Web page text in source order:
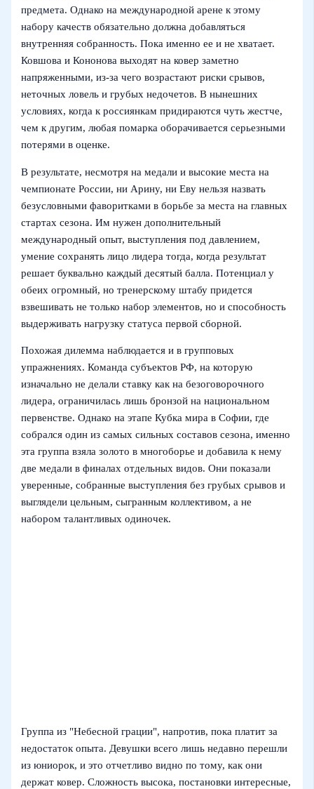
предмета. Однако на международной арене к этому
набору качеств обязательно должна добавляться
внутренняя собранность. Пока именно ее и не хватает.
Ковшова и Кононова выходят на ковер заметно
напряженными, из-за чего возрастают риски срывов,
неточных ловель и грубых недочетов. В нынешних
условиях, когда к россиянкам придираются чуть жестче,
чем к другим, любая помарка оборачивается серьезными
потерями в оценке.
В результате, несмотря на медали и высокие места на
чемпионате России, ни Арину, ни Еву нельзя назвать
безусловными фаворитками в борьбе за места на главных
стартах сезона. Им нужен дополнительный
международный опыт, выступления под давлением,
умение сохранять лицо лидера тогда, когда результат
решает буквально каждый десятый балла. Потенциал у
обеих огромный, но тренерскому штабу придется
взвешивать не только набор элементов, но и способность
выдерживать нагрузку статуса первой сборной.
Похожая дилемма наблюдается и в групповых
упражнениях. Команда субъектов РФ, на которую
изначально не делали ставку как на безоговорочного
лидера, ограничилась лишь бронзой на национальном
первенстве. Однако на этапе Кубка мира в Софии, где
собрался один из самых сильных составов сезона, именно
эта группа взяла золото в многоборье и добавила к нему
две медали в финалах отдельных видов. Они показали
уверенные, собранные выступления без грубых срывов и
выглядели цельным, сыгранным коллективом, а не
набором талантливых одиночек.
Группа из "Небесной грации", напротив, пока платит за
недостаток опыта. Девушки всего лишь недавно перешли
из юниорок, и это отчетливо видно по тому, как они
держат ковер. Сложность высока, постановки интересные,